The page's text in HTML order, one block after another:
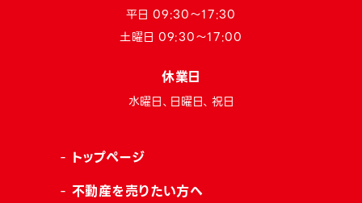
平日 09:30〜17:30
土曜日 09:30〜17:00
休業日
水曜日、日曜日、祝日
トップページ
不動産を売りたい方へ